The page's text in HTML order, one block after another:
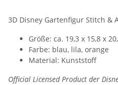
3D Disney Gartenfigur Stitch &
Größe: ca. 19,3 x 15,8 x
Farbe: blau, lila, orange
Material: Kunststoff
Official Licensed Product der